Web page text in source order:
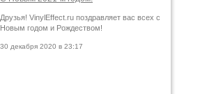
Друзья! VinylEffect.ru поздравляет вас всех с
Новым годом и Рождеством!
30 декабря 2020 в 23:17